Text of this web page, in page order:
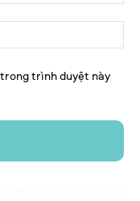
trình duyệt này